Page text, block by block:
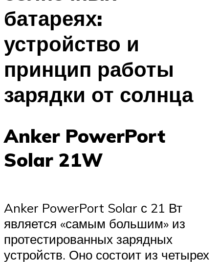
батареях:
устройство и
принцип работы
зарядки от солнца
Anker PowerPort
Solar 21W
Anker PowerPort Solar с 21 Вт
является «самым большим» из
протестированных зарядных
устройств. Оно состоит из четырех